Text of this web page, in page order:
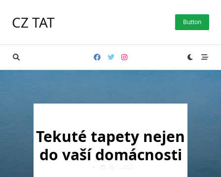
content
CZ TAT Button
Tekuté tapety nejen
do vaší domácnosti